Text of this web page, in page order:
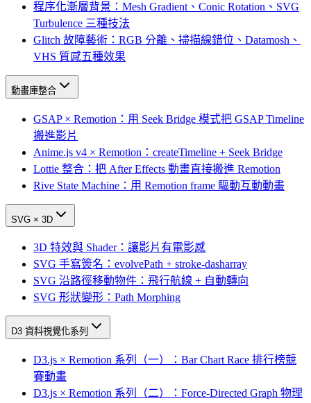
程序化漸層背景：Mesh Gradient、Conic Rotation、SVG
Turbulence 三種技法
Glitch 故障藝術：RGB 分離、掃描線錯位、Datamosh、
VHS 質感五種效果
動畫庫整合
GSAP × Remotion：用 Seek Bridge 模式把 GSAP Timeline
搬進影片
Anime.js v4 × Remotion：createTimeline + Seek Bridge
Lottie 整合：把 After Effects 動畫直接搬進 Remotion
Rive State Machine：用 Remotion frame 驅動互動動畫
SVG × 3D
3D 特效與 Shader：讓影片有電影感
SVG 手寫簽名：evolvePath + stroke-dasharray
SVG 沿路徑移動物件：飛行航線 + 自動轉向
SVG 形狀變形：Path Morphing
D3 資料視覺化系列
D3.js × Remotion 系列（一）：Bar Chart Race 排行榜競
賽動畫
D3.js × Remotion 系列（二）：Force-Directed Graph 物理